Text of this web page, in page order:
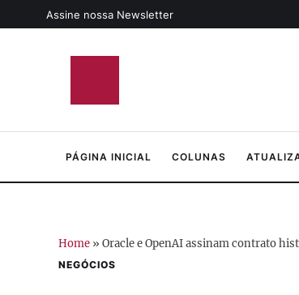
Assine nossa Newsletter
PÁGINA INICIAL COLUNAS
Home » Oracle e OpenAI assinam contrato
NEGÓCIOS